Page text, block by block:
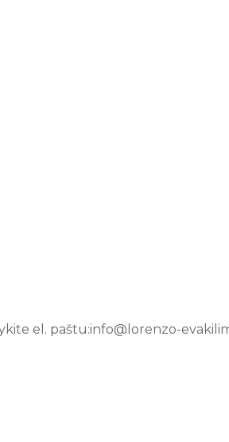
el. paštu:info@lorenzo-